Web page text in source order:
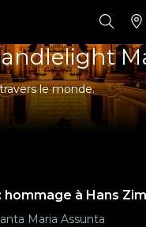
le monde.
hommage à Hans
Maria Assunta